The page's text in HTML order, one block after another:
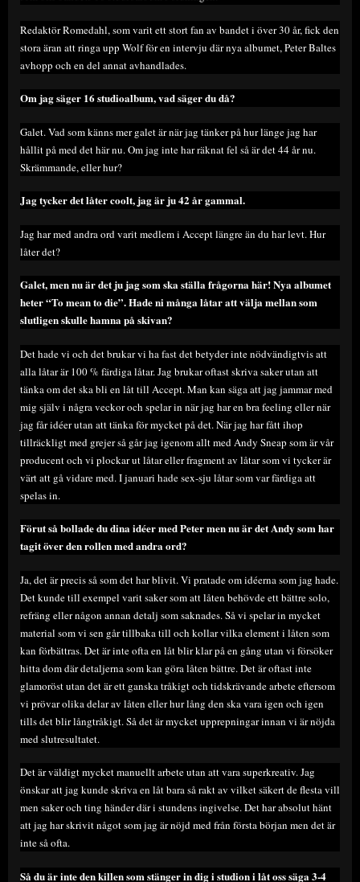
Redaktör Romedahl, som varit ett stort fan av bandet i över 30 år, fick den
stora äran att ringa upp Wolf för en intervju där nya albumet, Peter Baltes
avhopp och en del annat avhandlades.
Om jag säger 16 studioalbum, vad säger du då?
Galet. Vad som känns mer galet är när jag tänker på hur länge jag har
hållit på med det här nu. Om jag inte har räknat fel så är det 44 år nu.
Skrämmande, eller hur?
Jag tycker det låter coolt, jag är ju 42 år gammal.
Jag har med andra ord varit medlem i Accept längre än du har levt. Hur
låter det?
Galet, men nu är det ju jag som ska ställa frågorna här!Nya albumet
heter “To mean to die”. Hade ni många låtar att välja mellan som
slutligen skulle hamna på skivan?
Det hade vi och det brukar vi ha fast det betyder inte nödvändigtvis att
alla låtar är 100 % färdiga låtar. Jag brukar oftast skriva saker utan att
tänka om det ska bli en låt till Accept. Man kan säga att jag jammar med
mig själv i några veckor och spelar in när jag har en bra feeling eller när
jag får idéer utan att tänka för mycket på det. När jag har fått ihop
tillräckligt med grejer så går jag igenom allt med Andy Sneap som är vår
producent och vi plockar ut låtar eller fragment av låtar som vi tycker är
värt att gå vidare med. I januari hade sex-sju låtar som var färdiga att
spelas in.
Förut så bollade du dina idéer med Peter men nu är det Andy som har
tagit över den rollen med andra ord?
Ja, det är precis så som det har blivit. Vi pratade om idéerna som jag hade.
Det kunde till exempel varit saker som att låten behövde ett bättre solo,
refräng eller någon annan detalj som saknades. Så vi spelar in mycket
material som vi sen går tillbaka till och kollar vilka element i låten som
kan förbättras. Det är inte ofta en låt blir klar på en gång utan vi försöker
hitta dom där detaljerna som kan göra låten bättre. Det är oftast inte
glamoröst utan det är ett ganska tråkigt och tidskrävande arbete eftersom
vi prövar olika delar av låten eller hur lång den ska vara igen och igen
tills det blir långtråkigt. Så det är mycket upprepningar innan vi är nöjda
med slutresultatet.
Det är väldigt mycket manuellt arbete utan att vara superkreativ. Jag
önskar att jag kunde skriva en låt bara så rakt av vilket säkert de flesta vill
men saker och ting händer där i stundens ingivelse. Det har absolut hänt
att jag har skrivit något som jag är nöjd med från första början men det är
inte så ofta.
Så du är inte den killen som stänger in dig i studion i låt oss säga 3-4